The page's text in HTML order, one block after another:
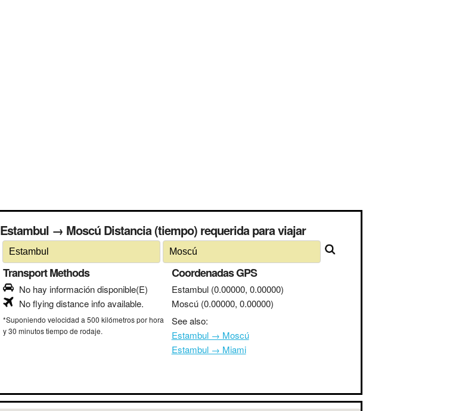
Estambul → Moscú Distancia (tiempo) requerida para viajar
Transport Methods
No hay información disponible(E)
No flying distance info available.
*Suponiendo velocidad a 500 kilómetros por hora
y 30 minutos tiempo de rodaje.
Coordenadas GPS
Estambul (0.00000, 0.00000)
Moscú (0.00000, 0.00000)
See also:
Estambul → Moscú
Estambul → Miami